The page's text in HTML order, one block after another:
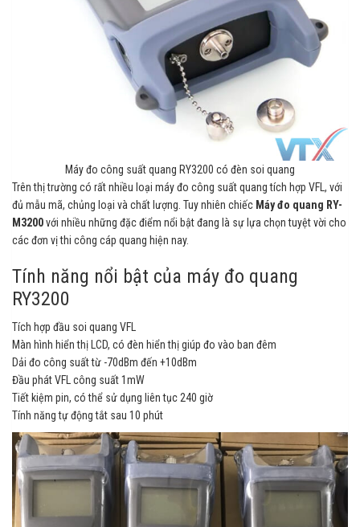
Máy đo công suất quang RY3200 có đèn soi quang
Trên thị trường có rất nhiều loại máy đo công suất quang tích hợp VFL, với
đủ mẫu mã, chủng loại và chất lượng. Tuy nhiên chiếc Máy đo quang RY-
M3200với nhiều những đặc điểm nổi bật đang là sự lựa chọn tuyệt vời cho
các đơn vị thi công cáp quang hiện nay.
Tính năng nổi bật của máy đo quang
RY3200
Tích hợp đầu soi quang VFL
Màn hình hiển thị LCD, có đèn hiển thị giúp đo vào ban đêm
Dải đo công suất từ -70dBm đến +10dBm
Đầu phát VFL công suất 1mW
Tiết kiệm pin, có thể sử dụng liên tục 240 giờ
Tính năng tự động tắt sau 10 phút